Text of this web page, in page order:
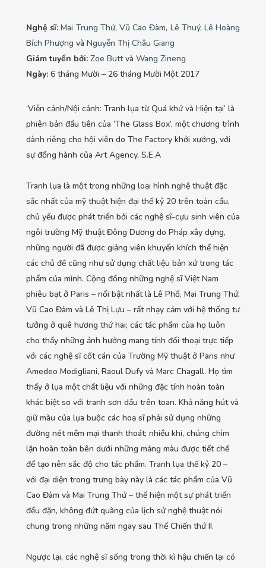
Nghệ sĩ:Mai Trung Thứ, Vũ Cao Đàm, Lê Thuý, Lê Hoàng
Bích Phượng và Nguyễn Thị Châu Giang
Giám tuyển bởi: Zoe Buttvà Wang Zineng
Ngày: 6 tháng Mười – 26 tháng Mười Một 2017
‘Viễn cảnh/Nội cảnh: Tranh lụa từ Quá khứ và Hiện tại’ là
phiên bản đầu tiên của ‘The Glass Box’, một chương trình
dành riêng cho hội viên do The Factory khởi xướng, với
sự đồng hành của Art Agency, S.E.A
Tranh lụa là một trong những loại hình nghệ thuật đặc
sắc nhất của mỹ thuật hiện đại thế kỷ 20 trên toàn cầu,
chủ yếu được phát triển bởi các nghệ sĩ-cựu sinh viên của
ngôi trường Mỹ thuật Đông Dương do Pháp xây dựng,
những người đã được giảng viên khuyến khích thể hiện
các chủ đề cũng như sử dụng chất liệu bản xứ trong tác
phẩm của mình. Cộng đồng những nghệ sĩ Việt Nam
phiêu bạt ở Paris – nổi bật nhất là Lê Phổ, Mai Trung Thứ,
Vũ Cao Đàm và Lê Thị Lựu – rất nhạy cảm với hệ thống tư
tưởng ở quê hương thứ hai; các tác phẩm của họ luôn
cho thấy những ảnh hưởng mang tính đối thoại trực tiếp
với các nghệ sĩ cốt cán của Trường Mỹ thuật ở Paris như
Amedeo Modigliani, Raoul Dufy và Marc Chagall. Họ tìm
thấy ở lụa một chất liệu với những đặc tính hoàn toàn
khác biệt so với tranh sơn dầu trên toan. Khả năng hút và
giữ màu của lụa buộc các hoạ sĩ phải sử dụng những
đường nét mềm mại thanh thoát; nhiều khi, chúng chìm
lặn hoàn toàn bên dưới những mảng màu được tiết chế
để tạo nên sắc độ cho tác phẩm. Tranh lụa thế kỷ 20 –
với đại diện trong trưng bày này là các tác phẩm của Vũ
Cao Đàm và Mai Trung Thứ – thể hiện một sự phát triển
đều đặn, không đứt quãng của lịch sử nghệ thuật nói
chung trong những năm ngay sau Thế Chiến thứ II.
Ngược lại, các nghệ sĩ sống trong thời kì hậu chiến lại có